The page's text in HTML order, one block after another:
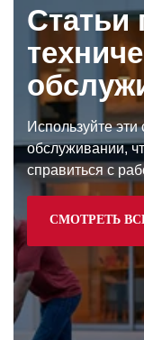
Статьи
Используйте эти
обслуживании,
справиться с
СМОТРЕТЬ